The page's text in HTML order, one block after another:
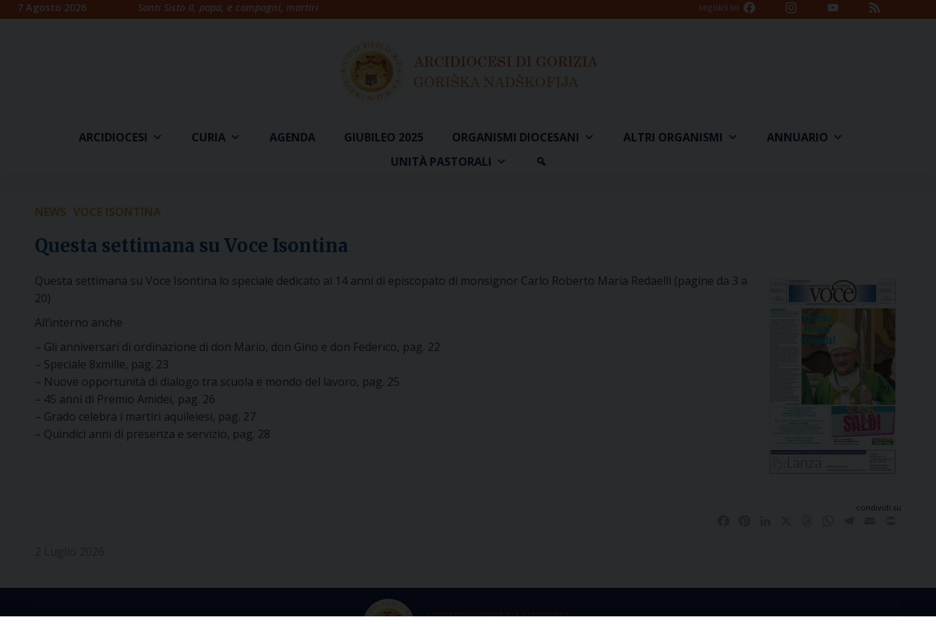
Skip7 Agosto 2026 Santi Sisto II, papa, e compagni, martiri seguici su Facebook InstagramYouTube
Channel
ARCIDIOCESI CURIA AGENDA GIUBILEO 2025 ORGANISMI DIOCESANI ALTRI ORGANISMI
ANNUARIO
UNITÀ PASTORALI
NEWS VOCE ISONTINA
Questa settimana su Voce Isontina
Questa settimana su Voce Isontina lo speciale dedicato ai 14 anni di episcopato di monsignor Carlo Roberto Maria Redaelli (pagine da 3 a
20)
All’interno anche
– Gli anniversari di ordinazione di don Mario, don Gino e don Federico, pag. 22
– Speciale 8xmille, pag. 23
– Nuove opportunità di dialogo tra scuola e mondo del lavoro, pag. 25
– 45 anni di Premio Amidei, pag. 26
– Grado celebra i martiri aquileiesi, pag. 27
– Quindici anni di presenza e servizio, pag. 28
condividi su